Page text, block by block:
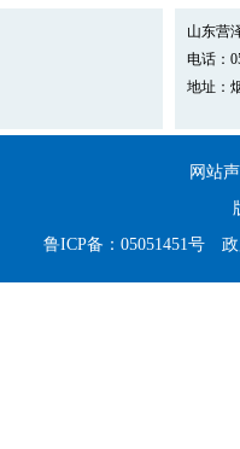
山东营
电话：
地址：
网站
鲁ICP备：05051451号